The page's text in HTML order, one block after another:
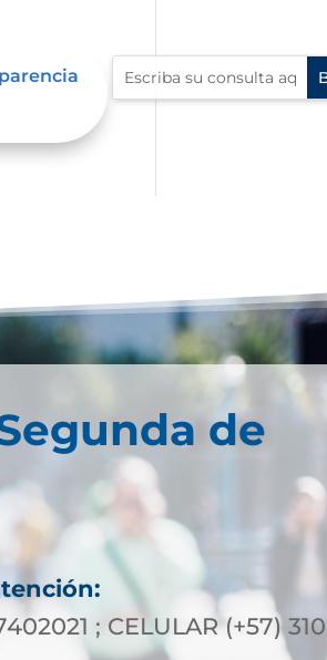
de
; CELULAR (+57) 310